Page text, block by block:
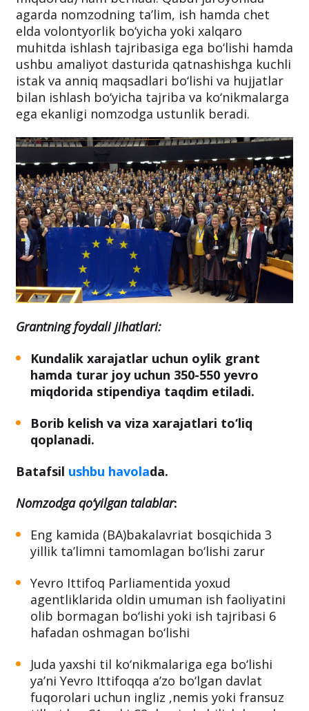
agarda nomzodning ta’lim, ish hamda chet
elda volontyorlik bo‘yicha yoki xalqaro
muhitda ishlash tajribasiga ega bo‘lishi hamda
ushbu amaliyot dasturida qatnashishga kuchli
istak va anniq maqsadlari bo‘lishi va hujjatlar
bilan ishlash bo‘yicha tajriba va ko‘nikmalarga
ega ekanligi nomzodga ustunlik beradi.
Grantning foydali jihatlari:
Kundalik xarajatlar uchun oylik grant
hamda turar joy uchun 350-550 yevro
miqdorida stipendiya taqdim etiladi.
Borib kelish va viza xarajatlari to‘liq
qoplanadi.
Batafsil ushbu havolada.
Nomzodga qo‘yilgan talablar:
Eng kamida (BA)bakalavriat bosqichida 3
yillik ta’limni tamomlagan bo‘lishi zarur
Yevro Ittifoq Parliamentida yoxud
agentliklarida oldin umuman ish faoliyatini
olib bormagan bo‘lishi yoki ish tajribasi 6
hafadan oshmagan bo‘lishi
Juda yaxshi til ko‘nikmalariga ega bo‘lishi
ya’ni Yevro Ittifoqqa a’zo bo‘lgan davlat
fuqorolari uchun ingliz ,nemis yoki fransuz